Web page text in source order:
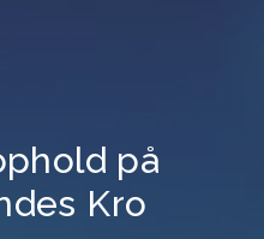
på
Kro